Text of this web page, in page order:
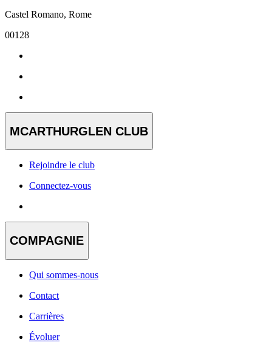
Castel Romano, Rome
00128
MCARTHURGLEN CLUB
Rejoindre le club
Connectez-vous
COMPAGNIE
Qui sommes-nous
Contact
Carrières
Évoluer